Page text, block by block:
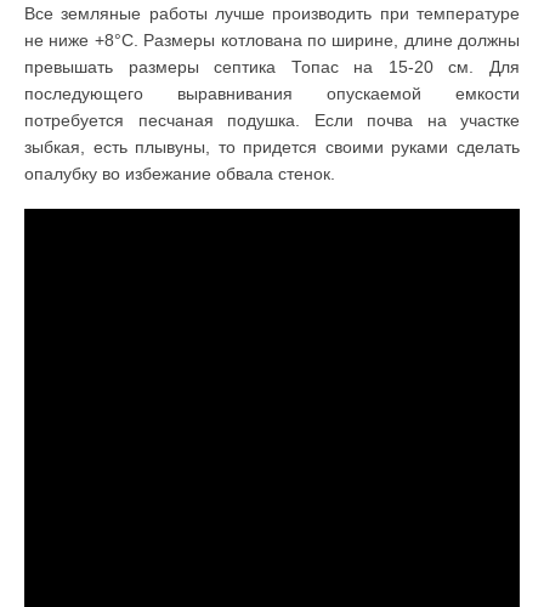
Все земляные работы лучше производить при температуре
не ниже +8°С. Размеры котлована по ширине, длине должны
превышать размеры септика Топас на 15-20 см. Для
последующего выравнивания опускаемой емкости
потребуется песчаная подушка. Если почва на участке
зыбкая, есть плывуны, то придется своими руками сделать
опалубку во избежание обвала стенок.